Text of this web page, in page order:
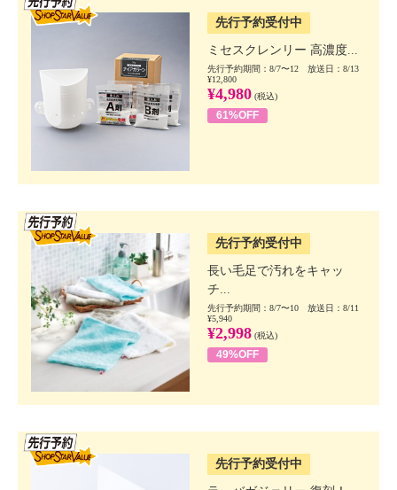
先行予約受付中
ミセスクレンリー 高濃度...
先行予約期間：8/7〜12 放送日：8/13
¥12,800
¥4,980 (税込)
61%OFF
先行予約受付中
長い毛足で汚れをキャッ
チ...
先行予約期間：8/7〜10 放送日：8/11
¥5,940
¥2,998 (税込)
49%OFF
先行予約受付中